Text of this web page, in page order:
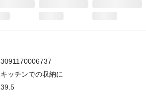
3091170006737
キッチンでの収納に
39.5